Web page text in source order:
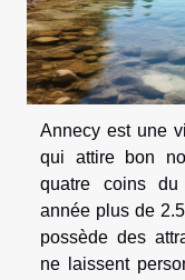
Annecy est une
qui attire bon
quatre coins du
année plus de
possède des
ne laissent